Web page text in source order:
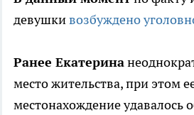
девушкивозбуждено
Ранее Екатерина
место жительства, при этом
местонахождение удавалось